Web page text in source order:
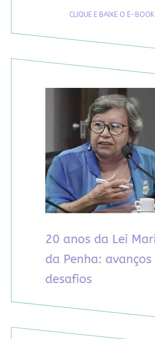
CLIQUE E BAIXE O E-BOOK